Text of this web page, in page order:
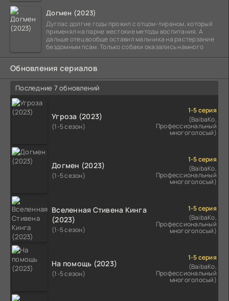
Догмен (2023)
Дуглас долгие годы прожил с отцом-тираном, который
применял на парне жестокие методы воспитания. А
дальше отец вообще оставил мальчика на растерзание
бездомным псам. Только собаки оказались намного
Обновления сериалов
Последние 7 обновлений
Угроза (2023)
(1-5 сезон)
1-5 серия
(BaibaKo,
Профессиональный
многоголосый)
Догмен (2023)
(1-5 сезон)
1-5 серия
(BaibaKo,
Профессиональный
многоголосый)
Вселенная Стивена Кинга
(2023)
(1-5 сезон)
1-5 серия
(BaibaKo,
Профессиональный
многоголосый)
На помощь (2023)
(1-5 сезон)
1-5 серия
(BaibaKo,
Профессиональный
многоголосый)